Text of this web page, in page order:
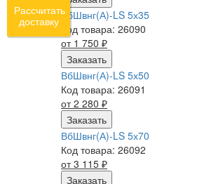
ВбШвнг(А)-LS 5х35
Код товара: 26090
от 1 750 ₽
Заказать
ВбШвнг(А)-LS 5х50
Код товара: 26091
от 2 280 ₽
Заказать
ВбШвнг(А)-LS 5х70
Код товара: 26092
от 3 115 ₽
Заказать
Рассчитать
доставку